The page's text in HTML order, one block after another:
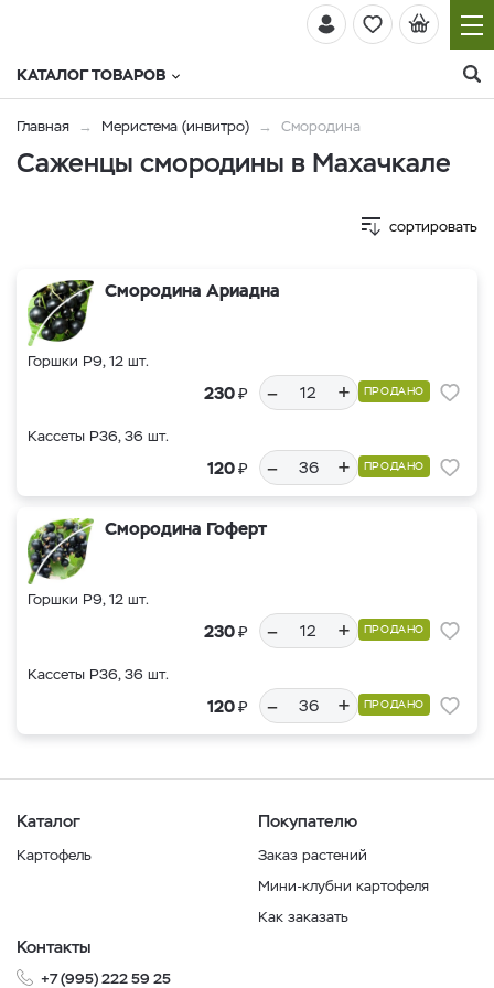
КАТАЛОГ ТОВАРОВ
Главная Меристема (инвитро) Смородина
Саженцы смородины в Махачкале
сортировать
Смородина Ариадна
Горшки Р9, 12 шт.
230₽ – + ПРОДАНО
Кассеты Р36, 36 шт.
120₽ – + ПРОДАНО
Смородина Гоферт
Горшки Р9, 12 шт.
230₽ – + ПРОДАНО
Кассеты Р36, 36 шт.
120₽ – + ПРОДАНО
Каталог
Картофель
Покупателю
Заказ растений
Мини-клубни картофеля
Как заказать
Контакты
+7 (995) 222 59 25